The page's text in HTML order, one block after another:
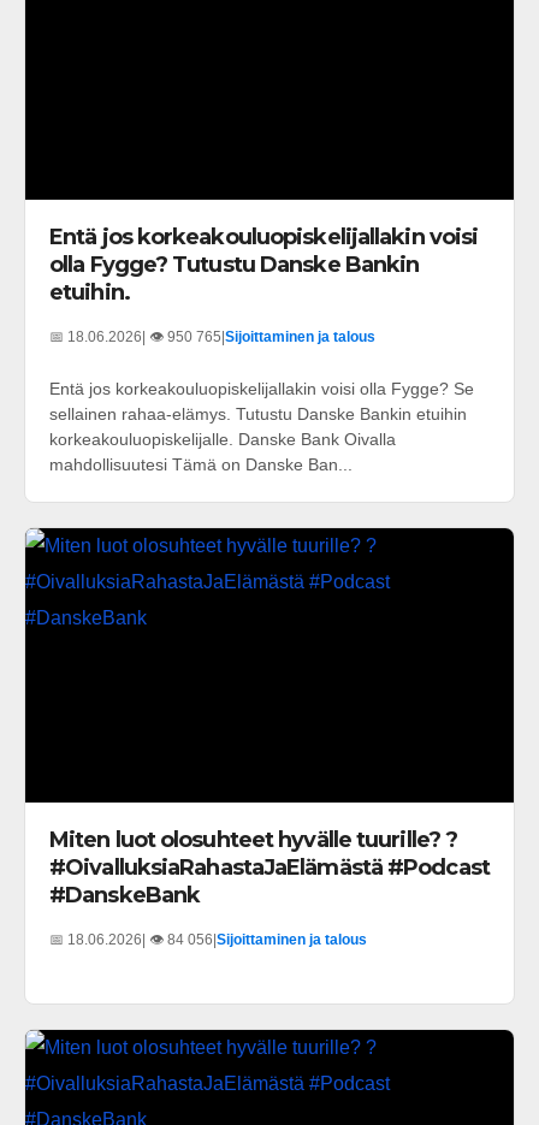
Entä jos korkeakouluopiskelijallakin voisi
olla Fygge? Tutustu Danske Bankin
etuihin.
📅 18.06.2026| 👁️ 950 765|Sijoittaminen ja talous
Entä jos korkeakouluopiskelijallakin voisi olla Fygge? Se
sellainen rahaa-elämys. Tutustu Danske Bankin etuihin
korkeakouluopiskelijalle. Danske Bank Oivalla
mahdollisuutesi Tämä on Danske Ban...
Miten luot olosuhteet hyvälle tuurille? ?
#OivalluksiaRahastaJaElämästä #Podcast
#DanskeBank
📅 18.06.2026 | 👁️ 84 056 Sijoittaminen ja talous